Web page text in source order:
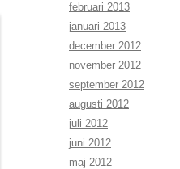
februari 2013
januari 2013
december 2012
november 2012
september 2012
augusti 2012
juli 2012
juni 2012
maj 2012